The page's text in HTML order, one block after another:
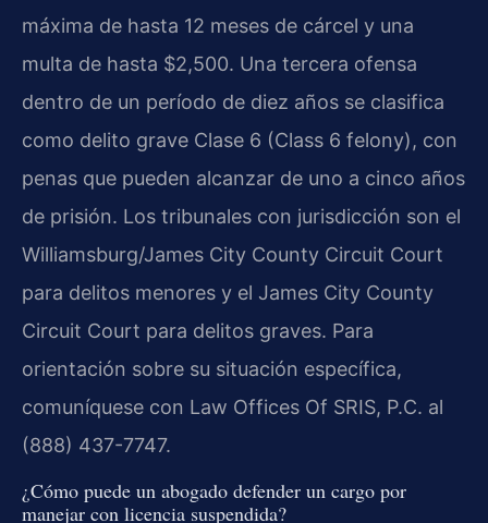
máxima de hasta 12 meses de cárcel y una
multa de hasta $2,500. Una tercera ofensa
dentro de un período de diez años se clasifica
como delito grave Clase 6 (Class 6 felony), con
penas que pueden alcanzar de uno a cinco años
de prisión. Los tribunales con jurisdicción son el
Williamsburg/James City County Circuit Court
para delitos menores y el James City County
Circuit Court para delitos graves. Para
orientación sobre su situación específica,
comuníquese con Law Offices Of SRIS, P.C. al
(888) 437-7747.
¿Cómo puede un abogado defender un cargo por
manejar con licencia suspendida?